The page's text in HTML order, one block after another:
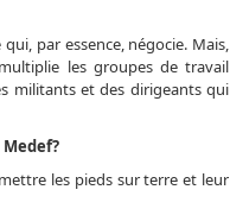
par essence, négocie. Mais,
les groupes de travail
militants et des dirigeants qui
les pieds sur terre et leur